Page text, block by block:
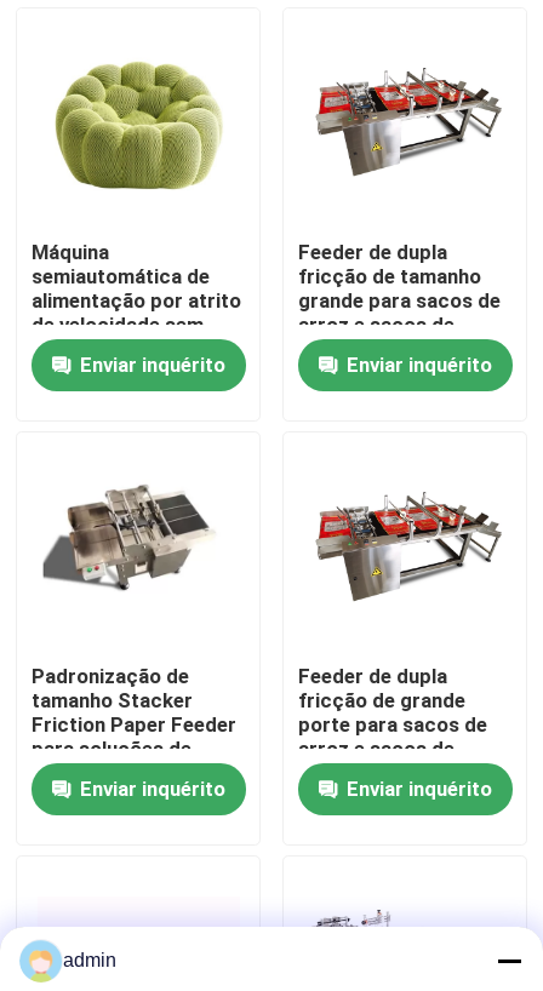
Para casa
Produtos
Sobre nós
Visita à fábrica
Controle de qualidade
Contacte-nos
Solicite um orçamento
Máquina
semiautomática de
alimentação por atrito
de velocidade sem
passo com suporte
CIJ
Enviar inquérito
Feeder de dupla
fricção de tamanho
grande para sacos de
arroz e sacos de
cereais de tamanho
grandeEnviar inquérito
Padronização de
tamanho Stacker
Friction Paper Feeder
para soluções de
impressão
Enviar inquérito
Feeder de dupla
fricção de grande
porte para sacos de
arroz e sacos de
cereais
Enviar inquérito
admin